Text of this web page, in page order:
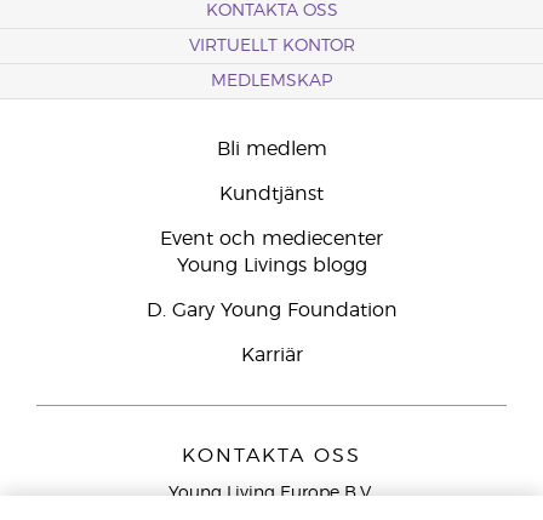
KONTAKTA OSS
VIRTUELLT KONTOR
MEDLEMSKAP
Bli medlem
Kundtjänst
Event och mediecenter
Young Livings blogg
D. Gary Young Foundation
Karriär
KONTAKTA OSS
Young Living Europe B.V.